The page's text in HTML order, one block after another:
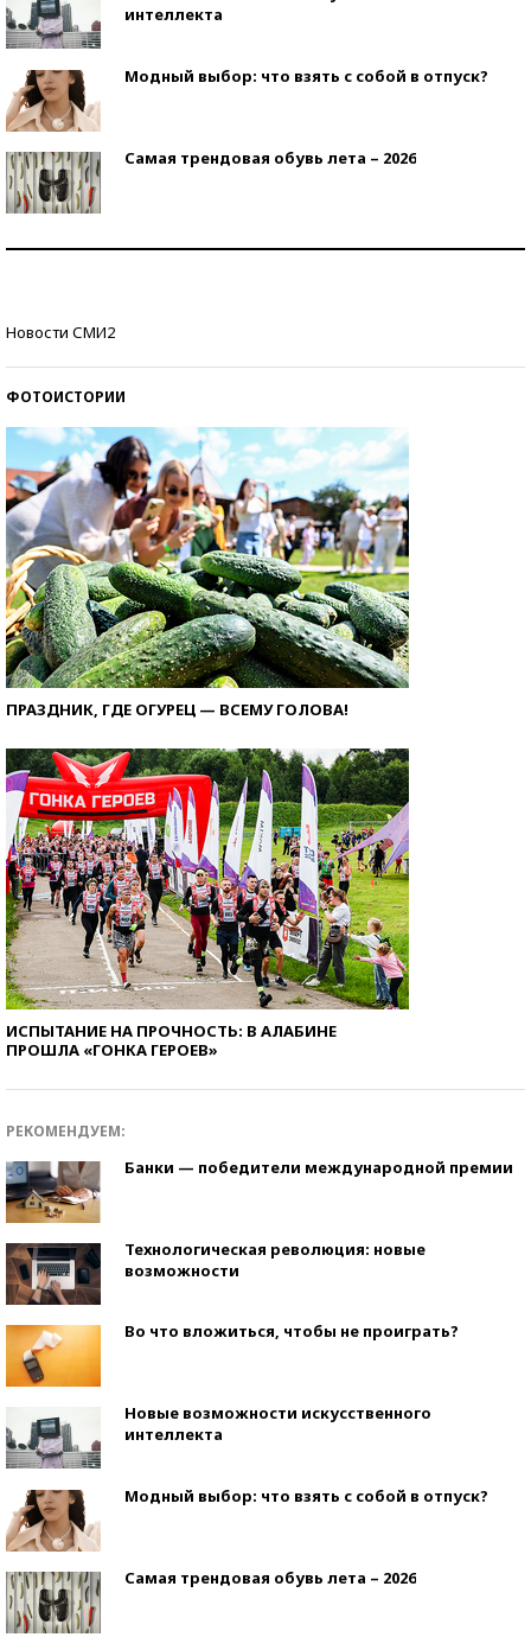
интеллекта
Модный выбор: что взять с собой в отпуск?
Самая трендовая обувь лета – 2026
Новости СМИ2
ФОТОИСТОРИИ
ПРАЗДНИК, ГДЕ ОГУРЕЦ — ВСЕМУ ГОЛОВА!
ИСПЫТАНИЕ НА ПРОЧНОСТЬ: В АЛАБИНЕ
ПРОШЛА «ГОНКА ГЕРОЕВ»
РЕКОМЕНДУЕМ:
Банки — победители международной премии
Технологическая революция: новые
возможности
Во что вложиться, чтобы не проиграть?
Новые возможности искусственного
интеллекта
Модный выбор: что взять с собой в отпуск?
Самая трендовая обувь лета – 2026